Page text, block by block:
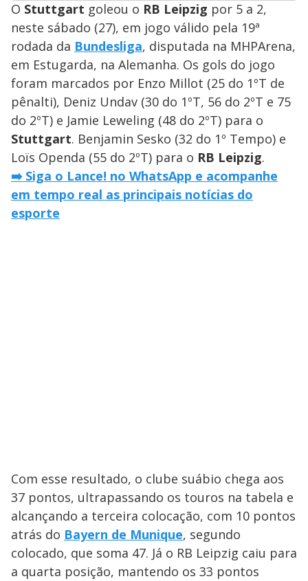
O Stuttgart goleou o RB Leipzig por 5 a 2,
neste sábado (27), em jogo válido pela 19ª
rodada da Bundesliga, disputada na MHPArena,
em Estugarda, na Alemanha. Os gols do jogo
foram marcados por Enzo Millot (25 do 1ºT de
pênalti), Deniz Undav (30 do 1ºT, 56 do 2ºT e 75
do 2ºT) e Jamie Leweling (48 do 2ºT) para o
Stuttgart. Benjamin Sesko (32 do 1º Tempo) e
Loïs Openda (55 do 2ºT) para o RB Leipzig.
➡️ Siga o Lance! no WhatsApp e acompanhe
em tempo real as principais notícias do
esporte
Com esse resultado, o clube suábio chega aos
37 pontos, ultrapassando os touros na tabela e
alcançando a terceira colocação, com 10 pontos
atrás do Bayern de Munique, segundo
colocado, que soma 47. Já o RB Leipzig caiu para
a quarta posição, mantendo os 33 pontos